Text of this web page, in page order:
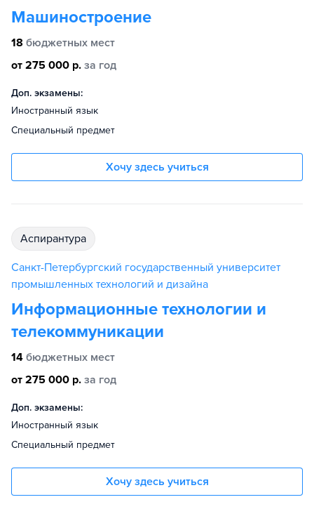
Машиностроение
18 бюджетных мест
от 275 000 р. за год
Доп. экзамены:
Иностранный язык
Специальный предмет
Хочу здесь учиться
аспирантура
Санкт-Петербургский государственный университет
промышленных технологий и дизайна
Информационные технологии и
телекоммуникации
14 бюджетных мест
от 275 000 р. за год
Доп. экзамены:
Иностранный язык
Специальный предмет
Хочу здесь учиться